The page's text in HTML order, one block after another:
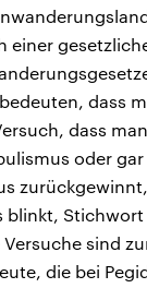
einer
dass
dass
oder gar
blinkt, Stichwort
Versuche sind
die bei